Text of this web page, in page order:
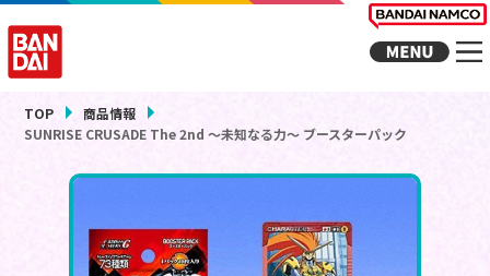
TOP
商品情報
SUNRISE CRUSADE The 2nd ～未知なる力～ ブースターパック